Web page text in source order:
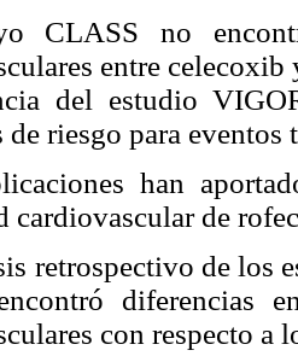
CLASS no
entre
del estudio
de riesgo para
han
cardiovascular de
retrospectivo de los
diferencias
con respecto a